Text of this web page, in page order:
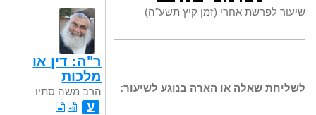
שיעור לפרשת אחרי (זמן קיץ תשע"ה)
לשליחת שאלה או הארה בנוגע לשיעור:
ר"ה: דין או
מלכות
הרב משה סתיו
ע